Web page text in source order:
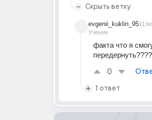
Скрыть ветку
evgenii_kuklin_95
Ученик
факта что я
передернуть????
0
1 ответ